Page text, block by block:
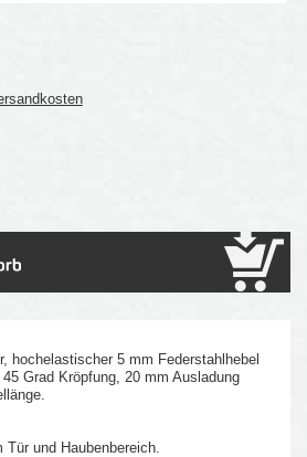
hochelastischer 5 mm Federstahlhebel
Grad Kröpfung, 20 mm Ausladung
und Haubenbereich.